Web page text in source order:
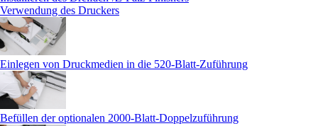
Verwendung des Druckers
Einlegen von Druckmedien in die 520-Blatt-Zuführung
Befüllen der optionalen 2000‑Blatt-Doppelzuführung